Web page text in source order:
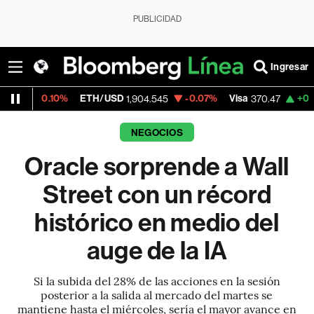
PUBLICIDAD
Ingresar
ETH/USD 1,904.545 -0.07% Visa 370.47 +0.52%
NEGOCIOS
Oracle sorprende a Wall
Street con un récord
histórico en medio del
auge de la IA
Si la subida del 28% de las acciones en la sesión
posterior a la salida al mercado del martes se
mantiene hasta el miércoles, sería el mayor avance en